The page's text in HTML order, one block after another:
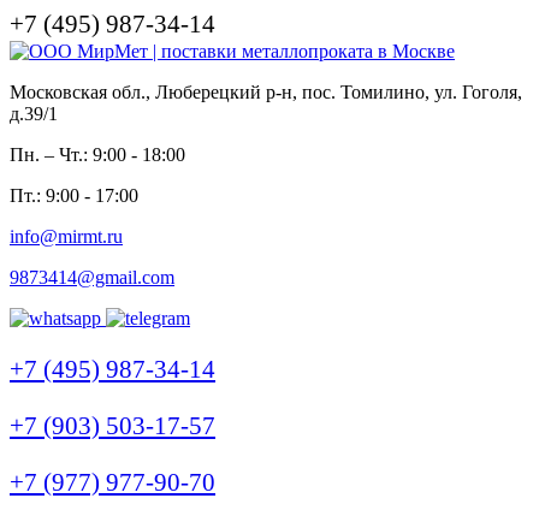
+7 (495) 987-34-14
Московская обл., Люберецкий р-н, пос. Томилино, ул. Гоголя,
д.39/1
Пн. – Чт.: 9:00 - 18:00
Пт.: 9:00 - 17:00
info@mirmt.ru
9873414@gmail.com
+7 (495) 987-34-14
+7 (903) 503-17-57
+7 (977) 977-90-70